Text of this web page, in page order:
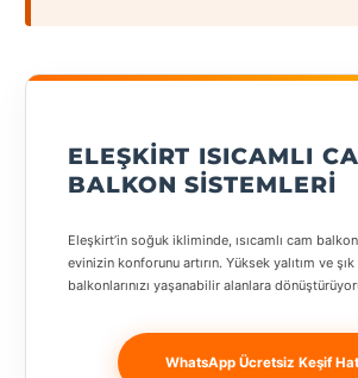
ELEŞKIRT ISICAMLI
BALKON SISTEMLERI
Eleşkirt’in soğuk ikliminde, ısıcamlı cam
evinizin konforunu artırın. Yüksek yalıtım ve şık
balkonlarınızı yaşanabilir alanlara
WhatsApp Ücretsiz Keşif
Antalya
Balıkesir
Luka
Bingöl